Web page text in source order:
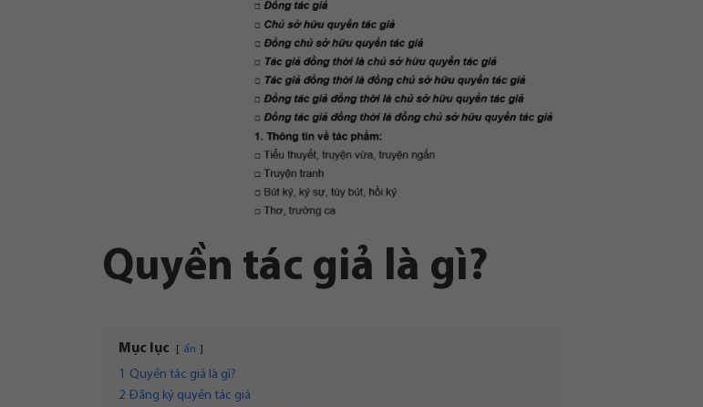
Quyền tác giả là gì?
Mục lục ẩn
1 Quyền tác giả là gì?
2 Đăng ký quyền tác giả